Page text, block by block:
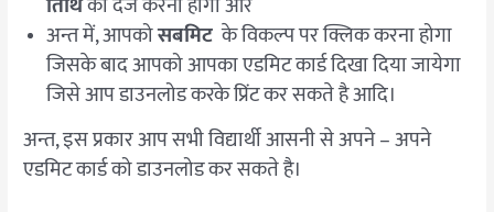
अन्त में, आपकोसबमिट के विकल्प पर क्लिक करना होगा
जिसके बाद आपको आपका एडमिट कार्ड दिखा दिया जायेगा
जिसे आप डाउनलोड करके प्रिंट कर सकते है आदि।
अन्त, इस प्रकार आप सभी विद्यार्थी आसनी से अपने – अपने
एडमिट कार्ड को डाउनलोड कर सकते है।